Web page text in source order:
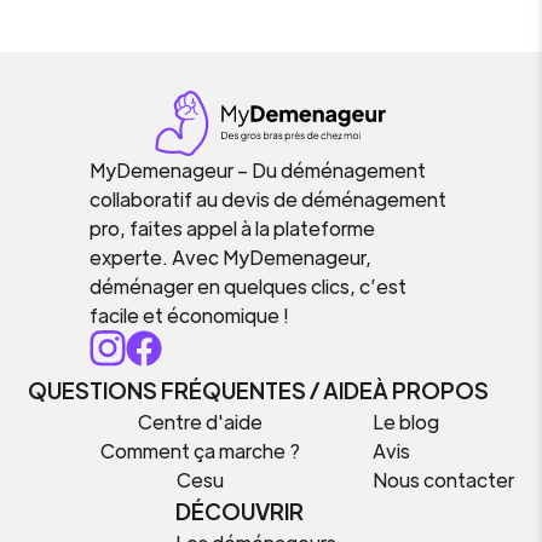
MyDemenageur – Du déménagement
collaboratif au devis de déménagement
pro, faites appel à la plateforme
experte. Avec MyDemenageur,
déménager en quelques clics, c’est
facile et économique !
QUESTIONS FRÉQUENTES / AIDE
Centre d'aide
Comment ça marche ?
Cesu
À PROPOS
Le blog
Avis
Nous contacter
DÉCOUVRIR